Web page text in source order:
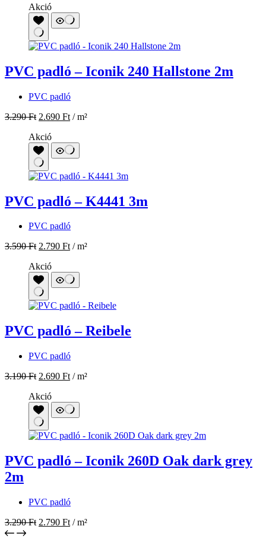
Ft 2.690Ft/ m²
Akció
PVC padló – K4441 3m
PVC padló
Ft 2.790Ft/ m²
Akció
PVC padló – Reibele
PVC padló
Ft 2.690Ft/ m²
Akció
PVC padló – Iconik 260D Oak dark grey
2m
PVC padló
Ft 2.790Ft/ m²
Tegyél egy sétát áruházunkban!
Túl nagy a választék, túl sok a kérdés? Nem tudod melyik lenne
Segítünk a választásban, megoldást kínálunk bármilyen
elképzelésedre!